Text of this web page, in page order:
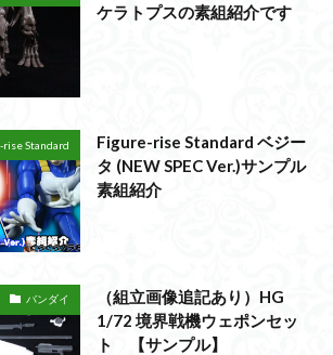
ケラトプスの素組紹介です
rise Standard
Figure-rise Standard ベジー
タ (NEW SPEC Ver.)サンプル
素組紹介
バンダイ
（組立画像追記あり）HG
1/72 境界戦機ウェポンセッ
ト 【サンプル】